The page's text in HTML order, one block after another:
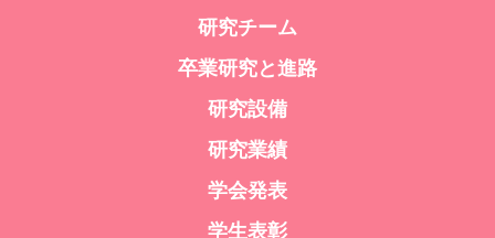
研究チーム
卒業研究と進路
研究設備
研究業績
学会発表
学生表彰